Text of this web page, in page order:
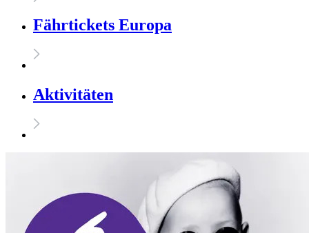
Fährtickets Europa
Aktivitäten